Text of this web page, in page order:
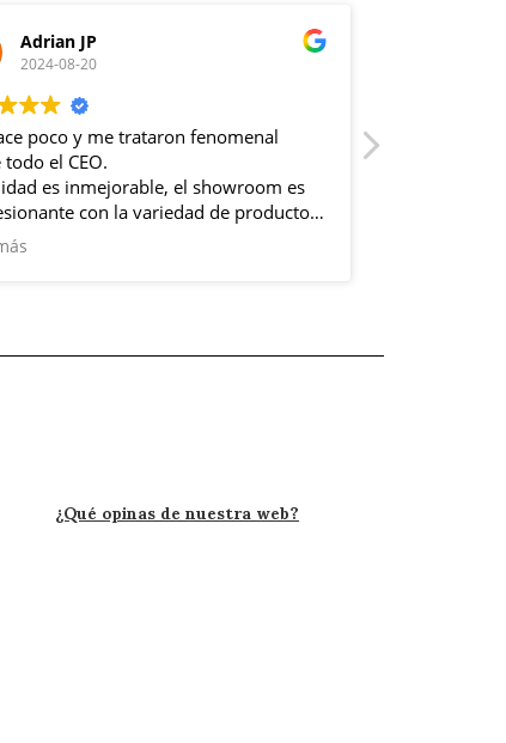
Adrian JP
2024-08-20
poco y me trataron fenomenal
el CEO.
es inmejorable, el showroom es
con la variedad de productos
¿Qué opinas de nuestra web?